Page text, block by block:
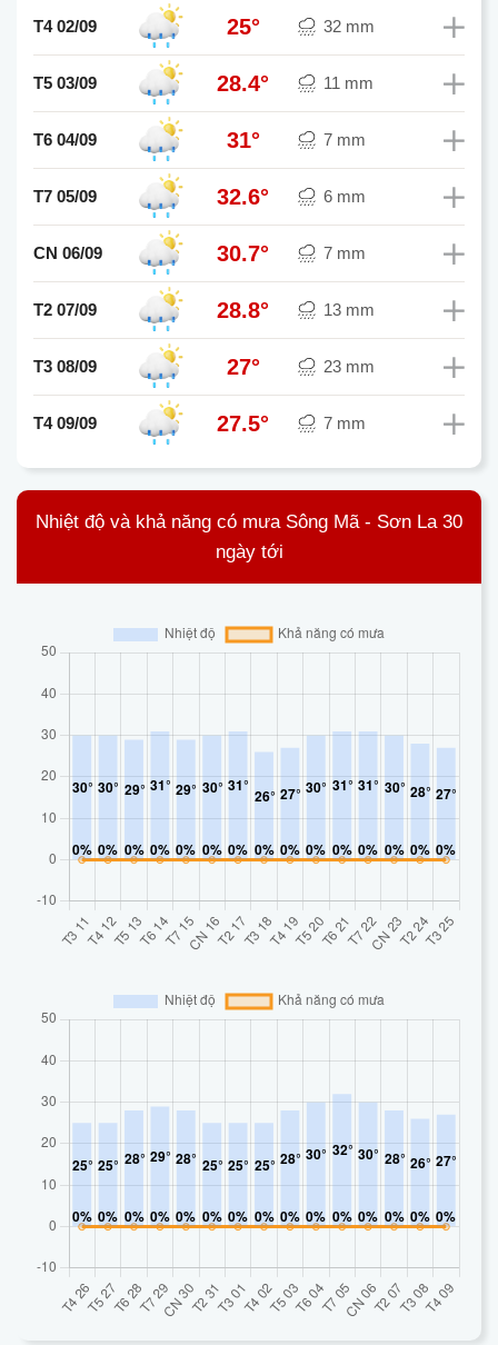
T4 02/09 25° 32 mm
T5 03/09 28.4° 11 mm
T6 04/09 31° 7 mm
T7 05/09 32.6° 6 mm
CN 06/09 30.7° 7 mm
T2 07/09 28.8° 13 mm
T3 08/09 27° 23 mm
T4 09/09 27.5° 7 mm
Nhiệt độ và khả năng có mưa Sông Mã - Sơn La 30
ngày tới